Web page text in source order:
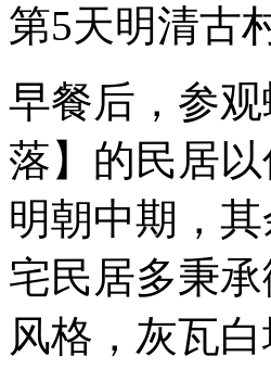
第5天明清古
早餐后，参
落】的民居
明朝中期，
宅民居多秉
风格，灰瓦